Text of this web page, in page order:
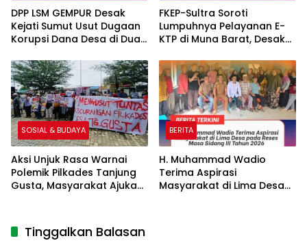
DPP LSM GEMPUR Desak
Kejati Sumut Usut Dugaan
Korupsi Dana Desa di Dua
Simalungun
FKEP-Sultra Soroti
Lumpuhnya Pelayanan E-
KTP di Muna Barat, Desak
Evaluasi Kinerja Disdukcapil
SOSIAL & BUDAYA
Aksi Unjuk Rasa Warnai
Polemik Pilkades Tanjung
Gusta, Masyarakat Ajukan
BERITA
H. Muhammad Wadio
Terima Aspirasi
Masyarakat di Lima Desa
Tinggalkan Balasan